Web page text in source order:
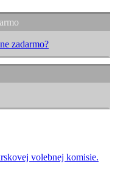
volebnej komisie.